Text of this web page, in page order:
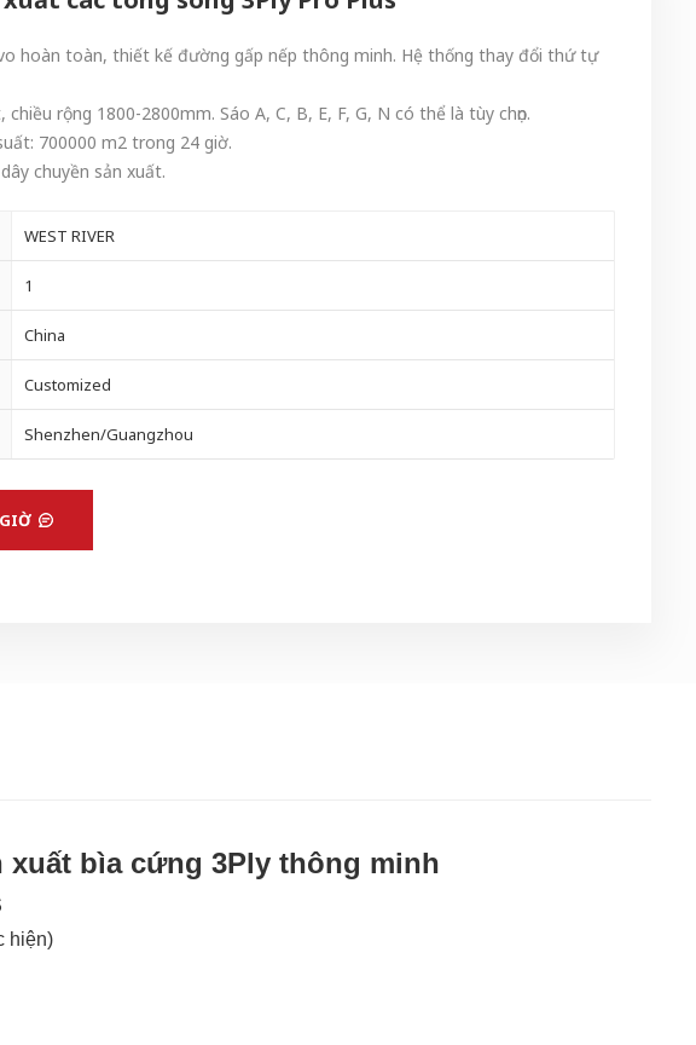
hoàn toàn, thiết kế đường gấp nếp thông minh. Hệ thống thay đổi thứ tự
rộng 1800-2800mm. Sáo A, C, B, E, F, G, N có thể là tùy chọn.
700000 m2 trong 24 giờ.
chuyền sản xuất.
WEST RIVER
1
China
Customized
Shenzhen/Guangzhou
xuất bìa cứng 3Ply thông minh
hiện)